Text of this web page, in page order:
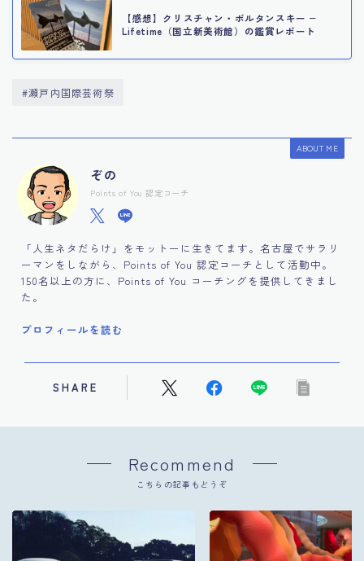
【感想】クリスチャン・ボルタンスキー −
Lifetime（国立新美術館）の鑑賞レポート
#瀬戸内国際芸術祭
ABOUT ME
ぞの
Points of You 認定コーチ
「人生ネタだらけ」をモットーに生きてます。名古屋でサラリ
ーマンをしながら、Points of You 認定コーチとして活動中。
150名以上の方に、Points of You コーチングを提供してきまし
た。
プロフィールを読む
SHARE
Recommend
こちらの記事もどうぞ